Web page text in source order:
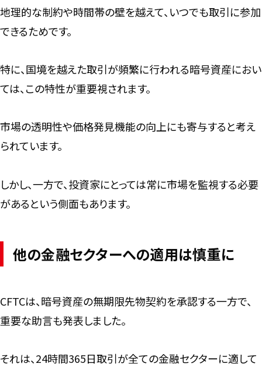
地理的な制約や時間帯の壁を越えて、いつでも取引に参加
できるためです。
特に、国境を越えた取引が頻繁に行われる暗号資産におい
ては、この特性が重要視されます。
市場の透明性や価格発見機能の向上にも寄与すると考え
られています。
しかし、一方で、投資家にとっては常に市場を監視する必要
があるという側面もあります。
他の金融セクターへの適用は慎重に
CFTCは、暗号資産の無期限先物契約を承認する一方で、
重要な助言も発表しました。
それは、24時間365日取引が全ての金融セクターに適して